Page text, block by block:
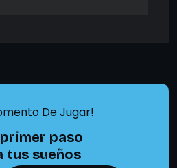
De Jugar!
paso
tus sueños